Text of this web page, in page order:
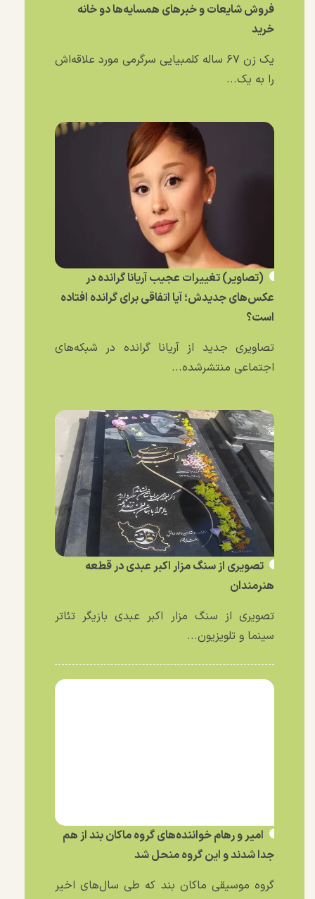
فروش شایعات و خبر‌های همسایه‌ها دو خانه
خرید
یک زن ۶۷ ساله کلمبیایی سرگرمی مورد علاقه‌اش
را به یک...
(تصاویر) تغییرات عجیب آریانا گرانده در
عکس‌های جدیدش؛ آیا اتفاقی برای گرانده افتاده
است؟
تصاویری جدید از آریانا گرانده در شبکه‌های
اجتماعی منتشرشده...
تصویری از سنگ مزار اکبر عبدی در قطعه
هنرمندان
تصویری از سنگ مزار اکبر عبدی بازیگر تئاتر
سینما و تلویزیون...
امیر و رهام خواننده‌های گروه ماکان بند از هم
جدا شدند و این گروه منحل شد
گروه موسیقی ماکان بند که طی سال‌های اخیر